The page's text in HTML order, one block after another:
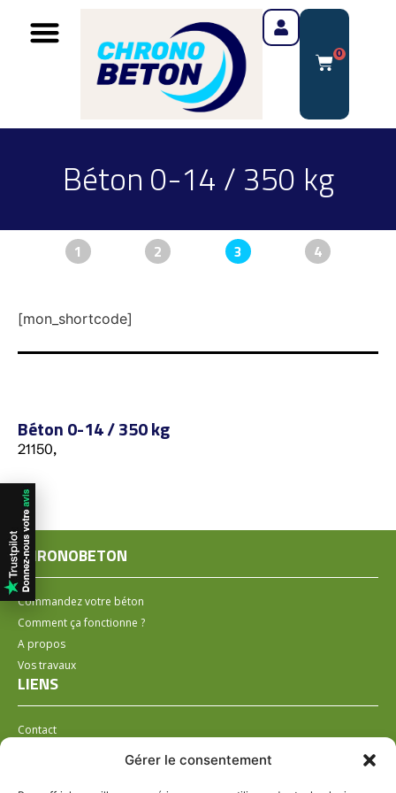
Gérer le consentement
0
Béton 0-14 / 350 kg
1 2 3 4
[mon_shortcode]
Béton 0-14 / 350 kg
21150,
CHRONOBETON
Commandez votre béton
Comment ça fonctionne ?
A propos
Vos travaux
LIENS
Contact